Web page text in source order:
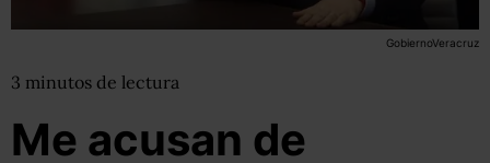
GobiernoVeracruz
3 minutos de lectura
Me acusan de